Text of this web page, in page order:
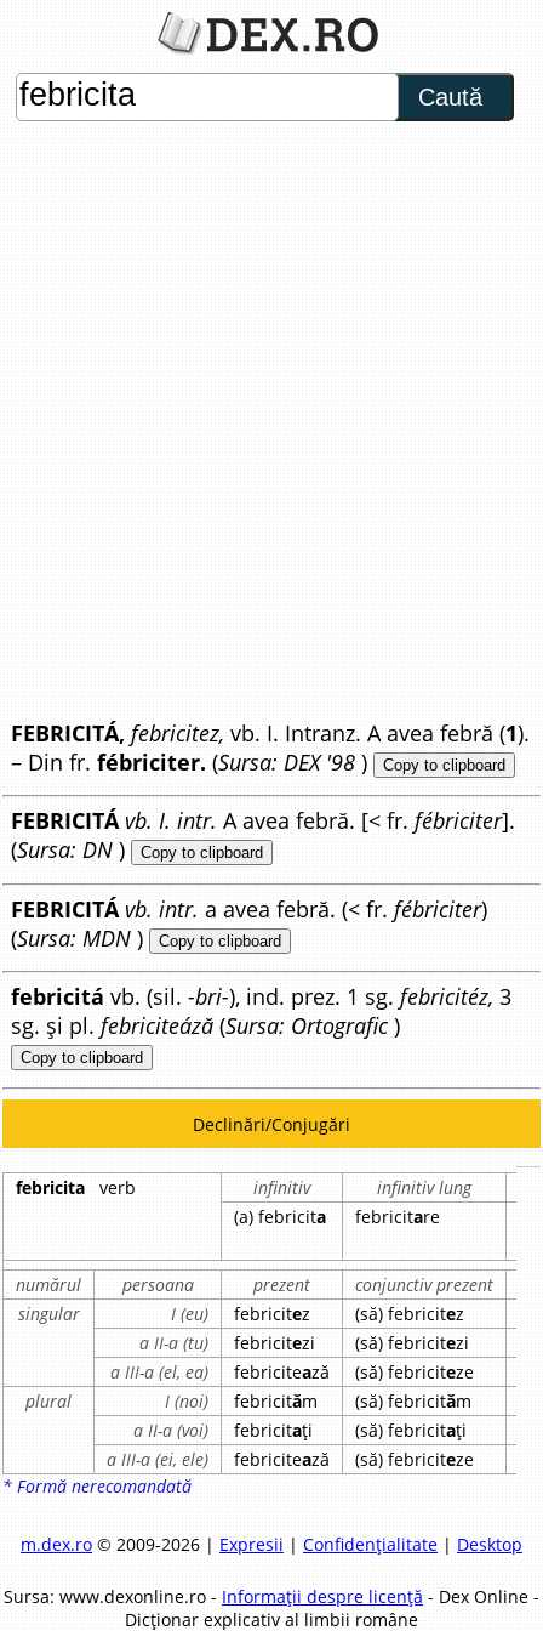
Caută
FEBRICITÁ, febricitez, vb. I. Intranz. A avea febră (1).
– Din fr.fébriciter. (Sursa: DEX '98 ) Copy to clipboard
FEBRICITÁ vb. I. intr. A avea febră. [< fr.fébriciter].
(Sursa: DN ) Copy to clipboard
FEBRICITÁ vb. intr. a avea febră. (< fr. fébriciter)
(Sursa: MDN ) Copy to clipboard
febricitá vb. (sil.-bri-), ind. prez. 1 sg.febricitéz, 3
sg. și pl.febriciteáză (Sursa: Ortografic )
Copy to clipboard
Declinări/Conjugări
febricita verb infinitiv infinitiv lung
(a) febricita febricitare
numărul persoana prezent conjunctiv prezent
singular
I (eu) febricitez (să) febricitez
a II-a (tu)
febricitezi (să) febricitezi
a III-a (el, ea)
febricitează (să) febriciteze
plural
I (noi) febricităm (să) febricităm
a II-a (voi)
febricitați (să) febricitați
a III-a (ei, ele)
febricitează (să) febriciteze
* Formă nerecomandată
m.dex.ro© 2009-2026 | Expresii | Confidențialitate| Desktop
Sursa: www.dexonline.ro - Informații despre licență - Dex Online -
Dicționar explicativ al limbii române